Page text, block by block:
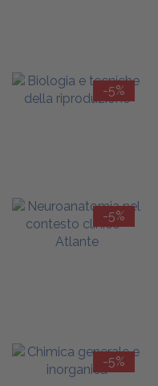
-5%
-5%
-5%